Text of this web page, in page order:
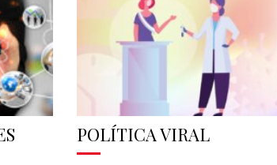
POLÍTICA VIRAL